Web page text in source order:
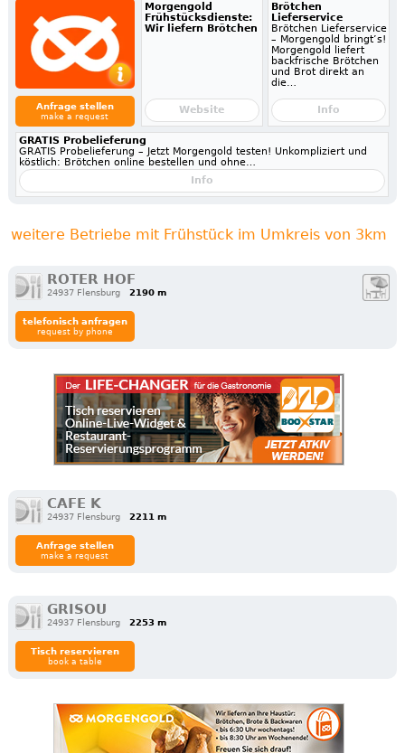
Anfrage stellen
make a request
Morgengold
Frühstücksdienste:
Wir liefern Brötchen
Website
Brötchen
Lieferservice
Brötchen Lieferservice
– Morgengold bringt’s!
Morgengold liefert
backfrische Brötchen
und Brot direkt an
die…
Info
GRATIS Probelieferung
GRATIS Probelieferung – Jetzt Morgengold testen! Unkompliziert und
köstlich: Brötchen online bestellen und ohne…
Info
weitere Betriebe mit Frühstück im Umkreis von 3km
ROTER HOF
24937 Flensburg 2190 m
telefonisch anfragen
request by phone
CAFE K
24937 Flensburg 2211 m
Anfrage stellen
make a request
GRISOU
24937 Flensburg 2253 m
Tisch reservieren
book a table